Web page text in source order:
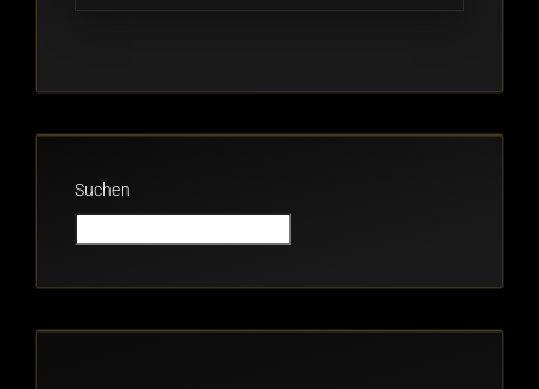
Suchen